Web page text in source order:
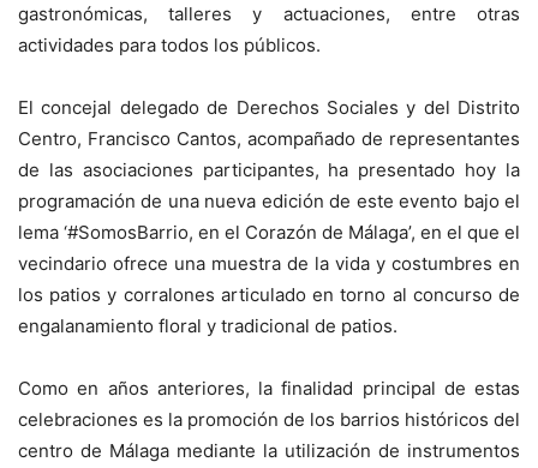
gastronómicas, talleres y actuaciones, entre otras
actividades para todos los públicos.
El concejal delegado de Derechos Sociales y del Distrito
Centro, Francisco Cantos, acompañado de representantes
de las asociaciones participantes, ha presentado hoy la
programación de una nueva edición de este evento bajo el
lema ‘#SomosBarrio, en el Corazón de Málaga’, en el que el
vecindario ofrece una muestra de la vida y costumbres en
los patios y corralones articulado en torno al concurso de
engalanamiento floral y tradicional de patios.
Como en años anteriores, la finalidad principal de estas
celebraciones es la promoción de los barrios históricos del
centro de Málaga mediante la utilización de instrumentos